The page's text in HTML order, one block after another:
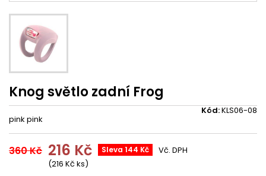
Knog světlo zadní Frog
Kód:KLS06-08
pink pink
360 Kč 216 Kč Sleva 144 Kč
(216 Kč ks)
Vč. DPH